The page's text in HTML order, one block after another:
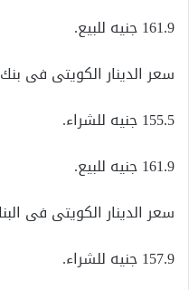
161.9 جنيه للبيع.
سعر الدينار الكويتى فى
155.5 جنيه للشراء.
161.9 جنيه للبيع.
سعر الدينار الكويتى فى
157.9 جنيه للشراء.